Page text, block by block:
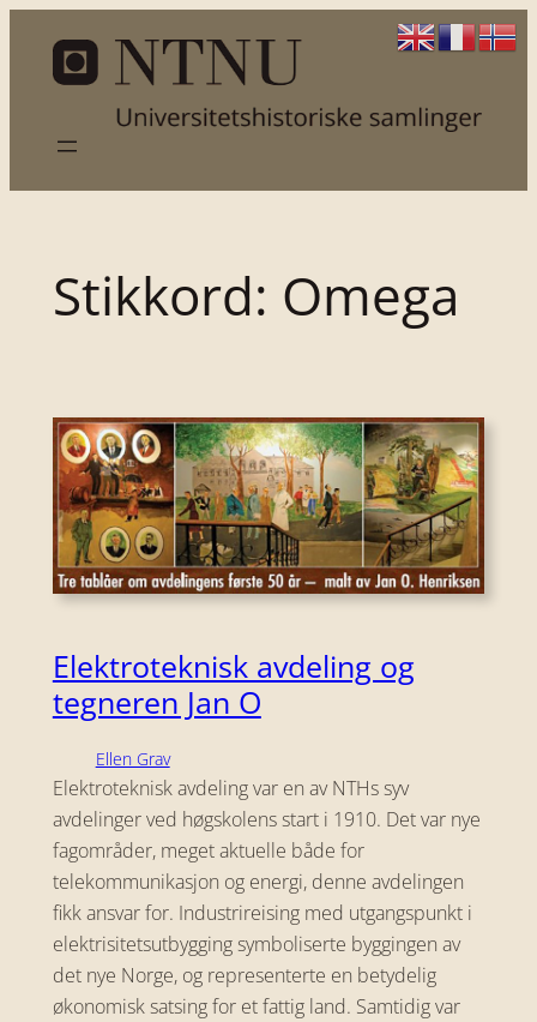
innhold
Stikkord: Omega
Elektroteknisk avdeling og
tegneren Jan O
Ellen Grav
Elektroteknisk avdeling var en av NTHs syv
avdelinger ved høgskolens start i 1910. Det var nye
fagområder, meget aktuelle både for
telekommunikasjon og energi, denne avdelingen
fikk ansvar for. Industrireising med utgangspunkt i
elektrisitetsutbygging symboliserte byggingen av
det nye Norge, og representerte en betydelig
økonomisk satsing for et fattig land. Samtidig var